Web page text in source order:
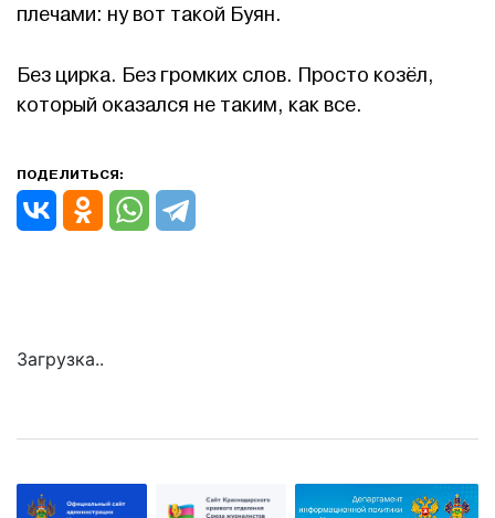
плечами: ну вот такой Буян.
Без цирка. Без громких слов. Просто козёл,
который оказался не таким, как все.
ПОДЕЛИТЬСЯ:
Загрузка..